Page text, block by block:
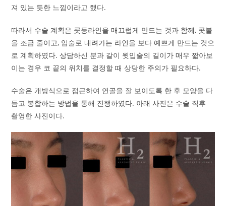
져 있는 듯한 느낌이라고 했다.
따라서 수술 계획은 콧등라인을 매끄럽게 만드는 것과 함께, 콧볼
을 조금 줄이고, 입술로 내려가는 라인을 보다 예쁘게 만드는 것으
로 계획하였다. 상담하신 분과 같이 윗입술의 길이가 매우 짧아보
이는 경우 코 끝의 위치를 결정할 때 상당한 주의가 필요하다.
수술은 개방식으로 접근하여 연골을 잘 보이도록 한 후 모양을 다
듬고 봉합하는 방법을 통해 진행하였다. 아래 사진은 수술 직후
촬영한 사진이다.